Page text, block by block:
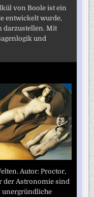
von Boole ist ein
entwickelt wurde,
darzustellen. Mit
und
Autor: Proctor,
der Astronomie sind
unergründliche